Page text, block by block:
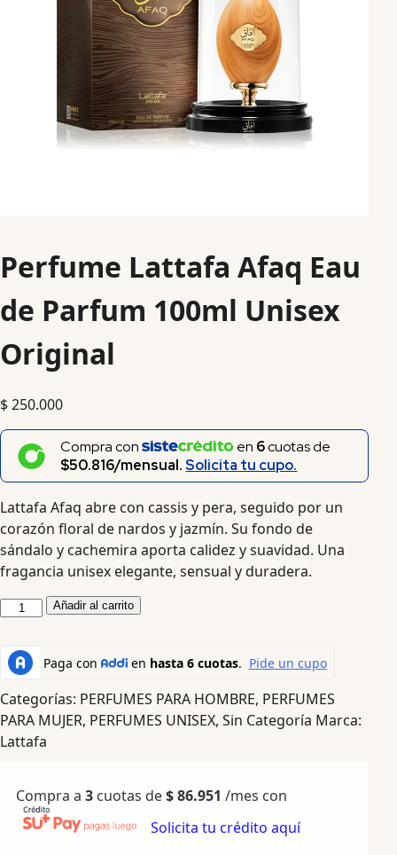
Perfume Lattafa Afaq Eau
de Parfum 100ml Unisex
Original
$250.000
Compra con en 6cuotas de
$50.816/mensual.Solicita tu cupo.
Lattafa Afaq abre con cassis y pera, seguido por un
corazón floral de nardos y jazmín. Su fondo de
sándalo y cachemira aporta calidez y suavidad. Una
fragancia unisex elegante, sensual y duradera.
Añadir al carrito
Categorías: PERFUMES PARA HOMBRE, PERFUMES
PARA MUJER, PERFUMES UNISEX, Sin Categoría Marca:
Lattafa
Compra a 3 cuotas de$86.951 /mes con
Solicita tu crédito aquí